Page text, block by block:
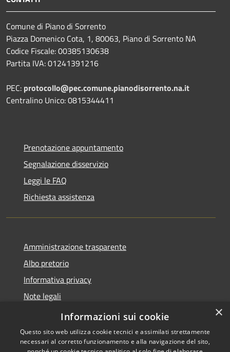
Comune di Piano di Sorrento
Piazza Domenico Cota, 1, 80063, Piano di Sorrento NA
Codice Fiscale: 00385130638
Partita IVA: 01241391216
PEC: protocollo@pec.comune.pianodisorrento.na.it
Centralino Unico: 0815344411
Prenotazione appuntamento
Segnalazione disservizio
Leggi le FAQ
Richiesta assistenza
Amministrazione trasparente
Albo pretorio
Informativa privacy
Note legali
Dichiarazione di accessibilità
×
Informazioni sui cookie
Questo sito web utilizza cookie tecnici e assimilati strettamente
necessari al corretto funzionamento e alla navigazione del sito,